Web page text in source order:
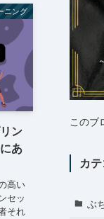
ニング
ン
あ
高い
セッ
それ
このブ
カ
ぶ